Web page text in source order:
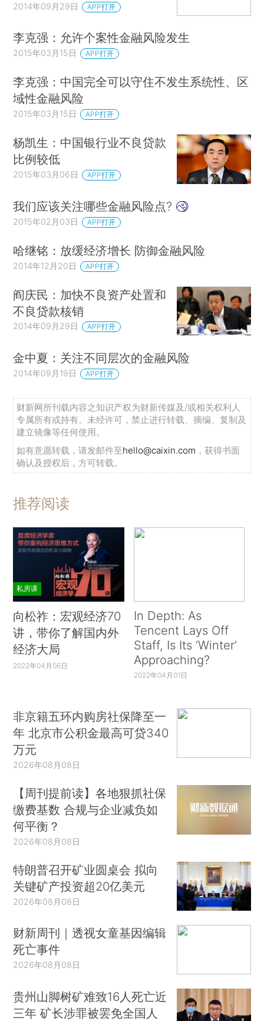
2014年09月29日 APP打开
李克强：允许个案性金融风险发生
2015年03月15日 APP打开
李克强：中国完全可以守住不发生系统性、区
域性金融风险
2015年03月15日 APP打开
杨凯生：中国银行业不良贷款
比例较低
2015年03月06日 APP打开
我们应该关注哪些金融风险点?
2015年02月03日 APP打开
哈继铭：放缓经济增长 防御金融风险
2014年12月20日 APP打开
阎庆民：加快不良资产处置和
不良贷款核销
2014年09月29日 APP打开
金中夏：关注不同层次的金融风险
2014年09月19日 APP打开
财新网所刊载内容之知识产权为财新传媒及/或相关权利人
专属所有或持有。未经许可，禁止进行转载、摘编、复制及
建立镜像等任何使用。
如有意愿转载，请发邮件至hello@caixin.com ，获得书面
确认及授权后，方可转载。
推荐阅读
私房课
向松祚：宏观经济70
讲，带你了解国内外
经济大局
2022年04月06日
In Depth: As
Tencent Lays Off
Staff, Is Its ‘Winter’
Approaching?
2022年04月01日
非京籍五环内购房社保降至一
年 北京市公积金最高可贷340
万元
2026年08月08日
【周刊提前读】各地狠抓社保
缴费基数 合规与企业减负如
何平衡？
2026年08月08日
特朗普召开矿业圆桌会 拟向
关键矿产投资超20亿美元
2026年08月08日
财新周刊｜透视女童基因编辑
死亡事件
2026年08月08日
贵州山脚树矿难致16人死亡近
三年 矿长涉罪被罢免全国人